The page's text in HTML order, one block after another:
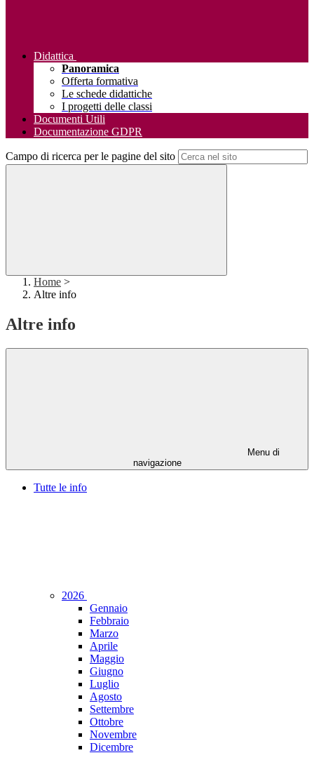
Didattica
Panoramica
Offerta formativa
Le schede didattiche
I progetti delle classi
Documenti Utili
Documentazione GDPR
Campo di ricerca per le pagine del sito
Home >
Altre info
Altre info
Menu di
navigazione
Tutte le info
2026
Gennaio
Febbraio
Marzo
Aprile
Maggio
Giugno
Luglio
Agosto
Settembre
Ottobre
Novembre
Dicembre